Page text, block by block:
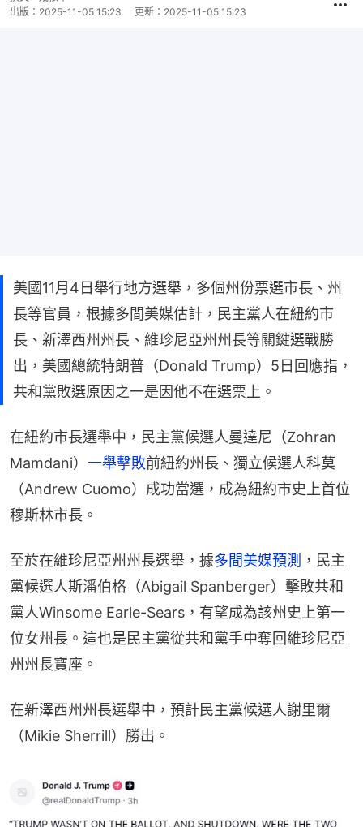
出版： 2025-11-05 15:23 更新： 2025-11-05 15:23
美國11月4日舉行地方選舉，多個州份票選市長、州
長等官員，根據多間美媒估計，民主黨人在紐約市
長、新澤西州州長、維珍尼亞州州長等關鍵選戰勝
出，美國總統特朗普（Donald Trump）5日回應指，
共和黨敗選原因之一是因他不在選票上。
在紐約市長選舉中，民主黨候選人曼達尼（Zohran
Mamdani） 一舉擊敗前紐約州長、獨立候選人科莫
（Andrew Cuomo）成功當選，成為紐約市史上首位
穆斯林市長。
至於在維珍尼亞州州長選舉，據多間美媒預測 ，民主
黨候選人斯潘伯格（Abigail Spanberger）擊敗共和
黨人Winsome Earle-Sears，有望成為該州史上第一
位女州長。這也是民主黨從共和黨手中奪回維珍尼亞
州州長寶座。
在新澤西州州長選舉中，預計民主黨候選人謝里爾
（Mikie Sherrill）勝出。